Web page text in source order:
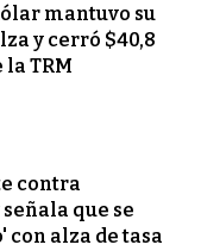
mantuvo su
y cerró $40,8
TRM
contra
que se
con alza de tasa